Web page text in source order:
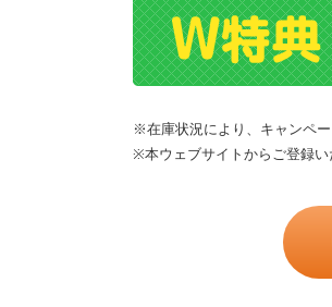
※在庫状況により、キャンペ
※本ウェブサイトからご登録い